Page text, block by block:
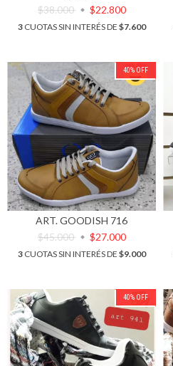
$38.000
$22.800
3CUOTAS SIN INTERÉS DE $7.600
40% OFF
ART. GOODISH 716
$45.000
$27.000
3CUOTAS SIN INTERÉS DE $9.000
40% OFF